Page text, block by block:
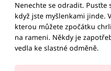
Nenechte se odradit.
když jste myšlenkami jinde.
kterou můžete zpočátku
na rameni. Někdy je
vedla ke slastné odměně.